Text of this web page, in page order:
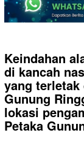
Keindahan
di kancah
yang
Gunung
lokasi
Petaka